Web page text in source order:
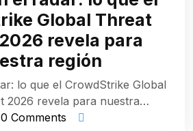
2026
Global Threat
revela para
región
lo que el CrowdStrike Global
2026 revela para nuestra…
0 Comments